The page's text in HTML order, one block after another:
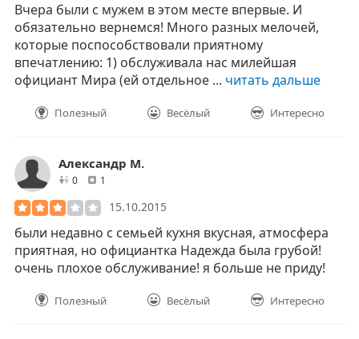
Вчера были с мужем в этом месте впервые. И
обязательно вернемся! Много разных мелочей,
которые поспособствовали приятному
впечатлению: 1) обслуживала нас милейшая
официант Мира (ей отдельное ... читать дальше
Полезный Весёлый Интересно
Александр М.
0друзей1
15.10.2015
были недавно с семьей кухня вкусная, атмосфера
приятная, но официантка Надежда была грубой!
очень плохое обслуживание! я больше не приду!
Полезный Весёлый Интересно